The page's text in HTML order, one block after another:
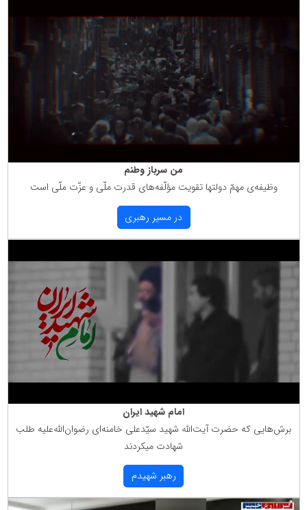
من سرباز وطنم
وظیفه‌ی مهمّ دولتها تقویت مؤلّفه‌های قدرت ملّی و عزّت ملّی است
در مسیر رهبری
امام شهید ایران
برش‌هایی كه حضرت آیت‌الله شهید سیّدعلی خامنه‌ای رضوان‌الله‌علیه طلب
شهادت میكردند
رهبر شهیدم